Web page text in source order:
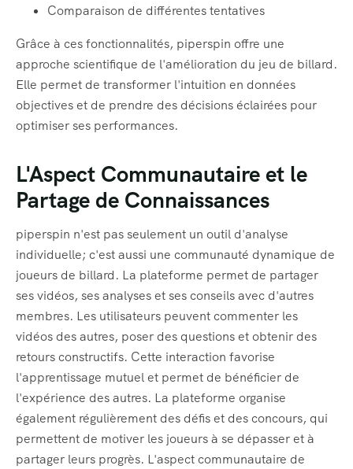
Comparaison de différentes tentatives
Grâce à ces fonctionnalités, piperspin offre une
approche scientifique de l'amélioration du jeu de billard.
Elle permet de transformer l'intuition en données
objectives et de prendre des décisions éclairées pour
optimiser ses performances.
L'Aspect Communautaire et le
Partage de Connaissances
piperspin n'est pas seulement un outil d'analyse
individuelle; c'est aussi une communauté dynamique de
joueurs de billard. La plateforme permet de partager
ses vidéos, ses analyses et ses conseils avec d'autres
membres. Les utilisateurs peuvent commenter les
vidéos des autres, poser des questions et obtenir des
retours constructifs. Cette interaction favorise
l'apprentissage mutuel et permet de bénéficier de
l'expérience des autres. La plateforme organise
également régulièrement des défis et des concours, qui
permettent de motiver les joueurs à se dépasser et à
partager leurs progrès. L'aspect communautaire de